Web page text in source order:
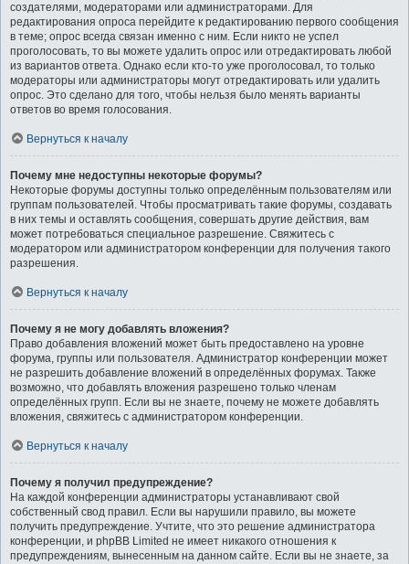
создателями, модераторами или администраторами. Для
редактирования опроса перейдите к редактированию первого сообщения
в теме; опрос всегда связан именно с ним. Если никто не успел
проголосовать, то вы можете удалить опрос или отредактировать любой
из вариантов ответа. Однако если кто-то уже проголосовал, то только
модераторы или администраторы могут отредактировать или удалить
опрос. Это сделано для того, чтобы нельзя было менять варианты
ответов во время голосования.
Вернуться к началу
Почему мне недоступны некоторые форумы?
Некоторые форумы доступны только определённым пользователям или
группам пользователей. Чтобы просматривать такие форумы, создавать
в них темы и оставлять сообщения, совершать другие действия, вам
может потребоваться специальное разрешение. Свяжитесь с
модератором или администратором конференции для получения такого
разрешения.
Вернуться к началу
Почему я не могу добавлять вложения?
Право добавления вложений может быть предоставлено на уровне
форума, группы или пользователя. Администратор конференции может
не разрешить добавление вложений в определённых форумах. Также
возможно, что добавлять вложения разрешено только членам
определённых групп. Если вы не знаете, почему не можете добавлять
вложения, свяжитесь с администратором конференции.
Вернуться к началу
Почему я получил предупреждение?
На каждой конференции администраторы устанавливают свой
собственный свод правил. Если вы нарушили правило, вы можете
получить предупреждение. Учтите, что это решение администратора
конференции, и phpBB Limited не имеет никакого отношения к
предупреждениям, вынесенным на данном сайте. Если вы не знаете, за